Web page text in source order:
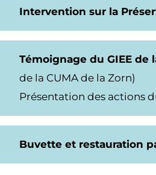
Intervention sur la
Témoignage du GIEE de
de la CUMA de la Zorn)
Présentation des actions
Buvette et restauration